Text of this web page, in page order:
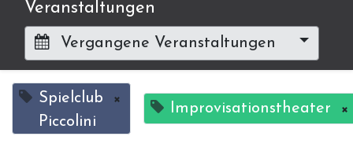
Veranstaltungen
Vergangene Veranstaltungen
Spielclub
Piccolini
×
Improvisationstheater ×